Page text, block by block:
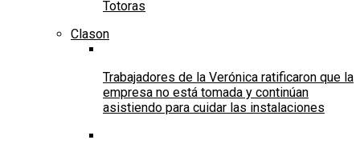
Totoras
Clason
Trabajadores de la Verónica ratificaron que la
empresa no está tomada y continúan
asistiendo para cuidar las instalaciones